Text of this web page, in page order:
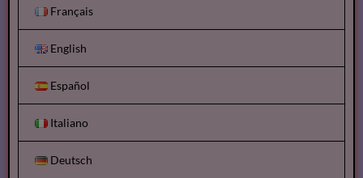
Français
English
Español
Italiano
Deutsch